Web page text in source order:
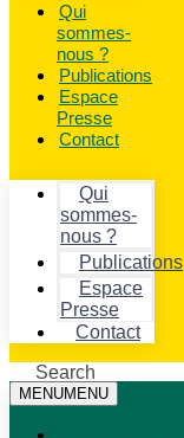
Qui
sommes-
nous ?
Publications
Espace
Presse
Contact
Qui
sommes-
nous ?
Publications
Espace
Presse
Contact
Search
MENUMENU